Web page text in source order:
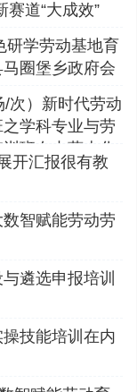
赛道“大成效”
研学劳动基地育
圈堡乡政府会
/次）新时代劳动
学科专业与劳
班在内蒙古化
开汇报很有教
智赋能劳动劳
遴选申报培训
技能培训在内